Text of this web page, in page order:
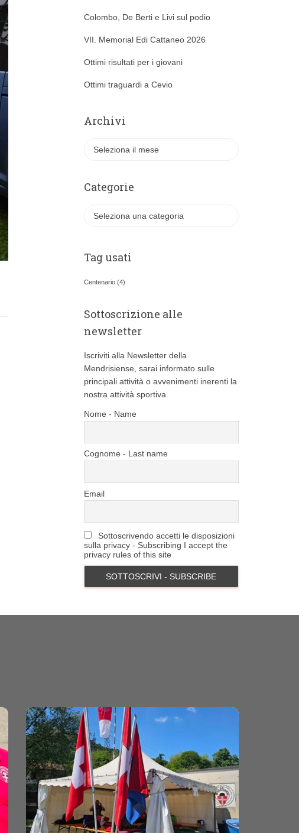
Colombo, De Berti e Livi sul podio
VII. Memorial Edi Cattaneo 2026
Ottimi risultati per i giovani
Ottimi traguardi a Cevio
Archivi
h
Categorie
g
e
Tag usati
Centenario(4)
Sottoscrizione alle
newsletter
Iscriviti alla Newsletter della
Mendrisiense, sarai informato sulle
principali attività o avvenimenti inerenti la
nostra attività sportiva.
Nome - Name
Cognome - Last name
Email
Sottoscrivendo accetti le disposizioni
sulla privacy - Subscribing I accept the
privacy rules of this site